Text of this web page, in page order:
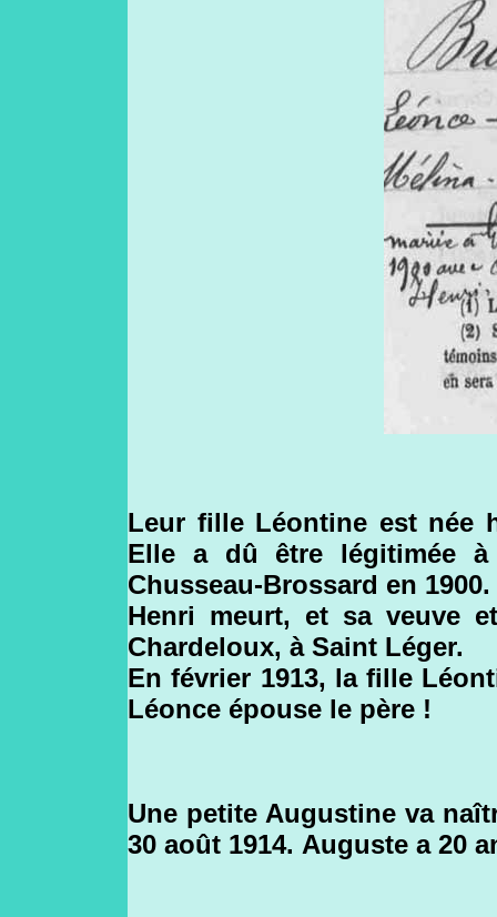
Leur fille Léontine est née
Elle a dû être légitimée
Chusseau-Brossard en 1900.
Henri meurt, et sa veuve
Chardeloux, à Saint Léger.
En février 1913, la fille
Léonce épouse le père !
Une petite Augustine va
30 août 1914. Auguste a 20